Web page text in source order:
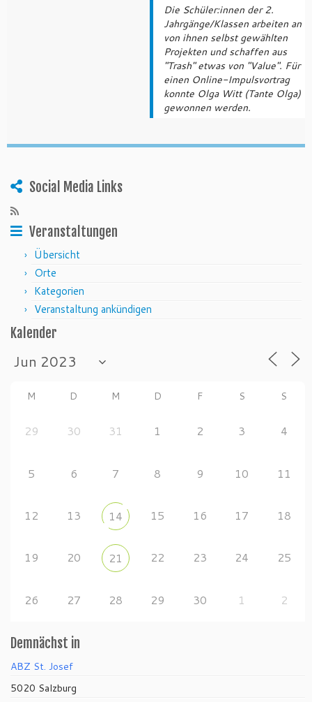
Die Schüler:innen der 2.
Jahrgänge/Klassen arbeiten an
von ihnen selbst gewählten
Projekten und schaffen aus
"Trash" etwas von "Value". Für
einen Online-Impulsvortrag
konnte Olga Witt (Tante Olga)
gewonnen werden.
Social Media Links
Veranstaltungen
Übersicht
Orte
Kategorien
Veranstaltung ankündigen
Kalender
M D M D F S S
29 30 31 1 2 3 4
5 6 7 8 9 10 11
12 13 14 15 16 17 18
19 20 21 22 23 24 25
26 27 28 29 30 1 2
Demnächst in
ABZ St. Josef
5020 Salzburg